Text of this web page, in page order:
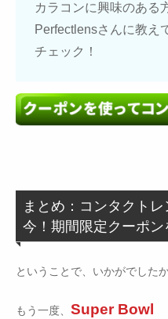
カラコンに興味のある
Perfectlensさんに教え
チェック！
まとめ：コンタクト
今！期間限定クーポン
ということで、いかがでした
もう一度、 Super Bowl